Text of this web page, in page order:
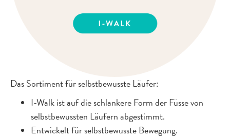
Das Sortiment für selbstbewusste Läufer:
I-Walk ist auf die schlankere Form der Füsse von
selbstbewussten Läufern abgestimmt.
Entwickelt für selbstbewusste Bewegung.